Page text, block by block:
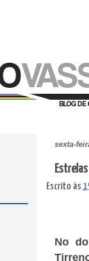
sexta-
Escrito às
No